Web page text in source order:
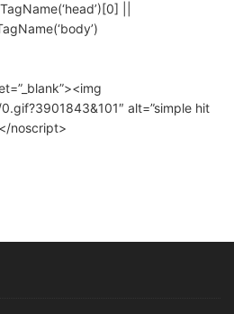
||
alt=”simple hit
noscript>